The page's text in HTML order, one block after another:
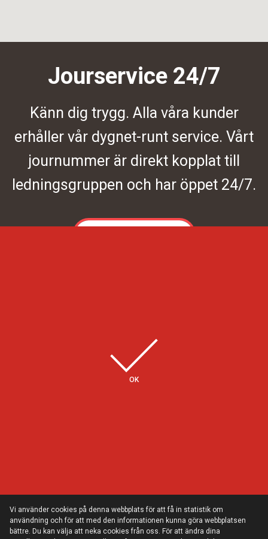
Jourservice 24/7
Känn dig trygg. Alla våra kunder
erhåller vår dygnet-runt service. Vårt
journummer är direkt kopplat till
ledningsgruppen och har öppet 24/7.
Några av våra kunder
Vi använder cookies på denna webbplats för att få in statistik om
användning och för att med den informationen kunna göra webbplatsen
bättre. Du kan välja att neka cookies från oss. För att ändra dina
OK